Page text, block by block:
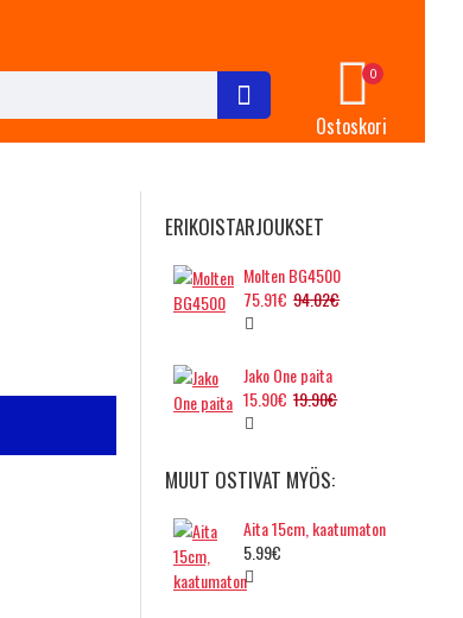
Ostoskori
0
ERIKOISTARJOUKSET
Molten BG4500
75.91€ 94.02€
Jako One paita
15.90€ 19.90€
MUUT OSTIVAT MYÖS:
Aita 15cm, kaatumaton
5.99€